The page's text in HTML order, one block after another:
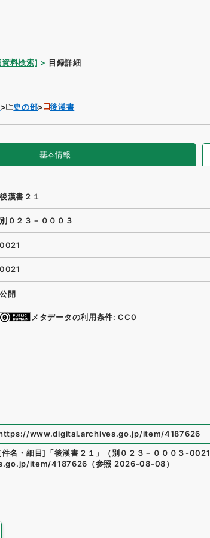
料検索] 目録詳細
史の部 後漢書
基本情報
後漢書２１
別０２３－０００３
0021
0021
公開
メタデータの利用条件: CC0
www.digital.archives.go.jp/item/4187626
名・細目] 「後漢書２１ 」 （別０２３－０００３-0021
item/4187626 （参照 2026-08-08）